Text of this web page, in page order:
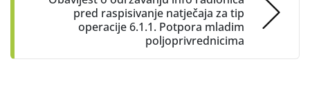
pred raspisivanje natječaja za tip
operacije 6.1.1. Potpora mladim
poljoprivrednicima